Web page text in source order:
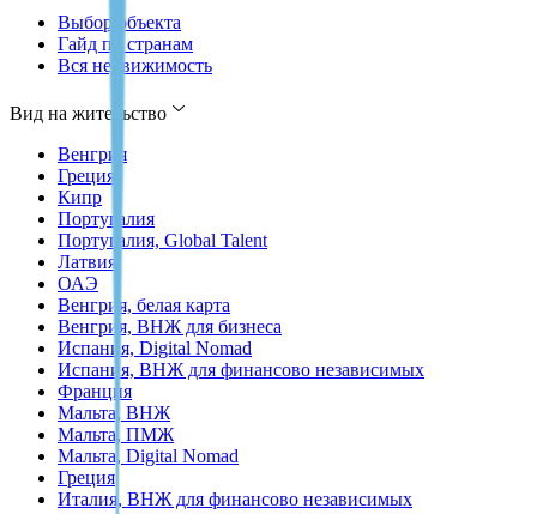
Выбор объекта
Гайд по странам
Вся недвижимость
Вид на жительство
Венгрия
Греция
Кипр
Португалия
Португалия, Global Talent
Латвия
ОАЭ
Венгрия, белая карта
Венгрия, ВНЖ для бизнеса
Испания, Digital Nomad
Испания, ВНЖ для финансово независимых
Франция
Мальта, ВНЖ
Мальта, ПМЖ
Мальта, Digital Nomad
Греция
Италия, ВНЖ для финансово независимых